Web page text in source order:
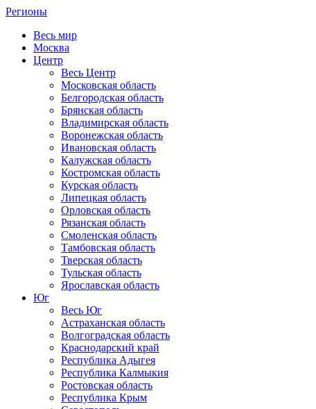
Регионы
Весь мир
Москва
Центр
Весь Центр
Московская область
Белгородская область
Брянская область
Владимирская область
Воронежская область
Ивановская область
Калужская область
Костромская область
Курская область
Липецкая область
Орловская область
Рязанская область
Смоленская область
Тамбовская область
Тверская область
Тульская область
Ярославская область
Юг
Весь Юг
Астраханская область
Волгоградская область
Краснодарский край
Республика Адыгея
Республика Калмыкия
Ростовская область
Республика Крым